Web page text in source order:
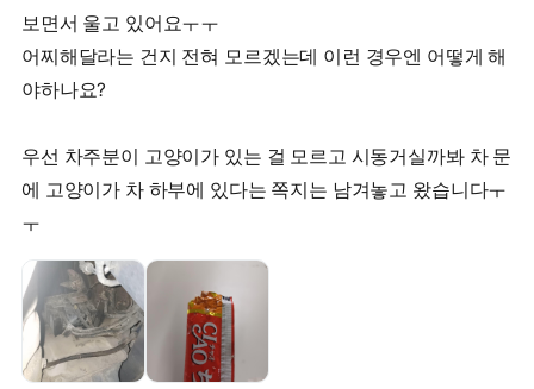
보면서 울고 있어요ㅜㅜ
어찌해달라는 건지 전혀 모르겠는데 이런 경우엔 어떻게 해
야하나요?
우선 차주분이 고양이가 있는 걸 모르고 시동거실까봐 차 문
에 고양이가 차 하부에 있다는 쪽지는 남겨놓고 왔습니다ㅜ
ㅜ